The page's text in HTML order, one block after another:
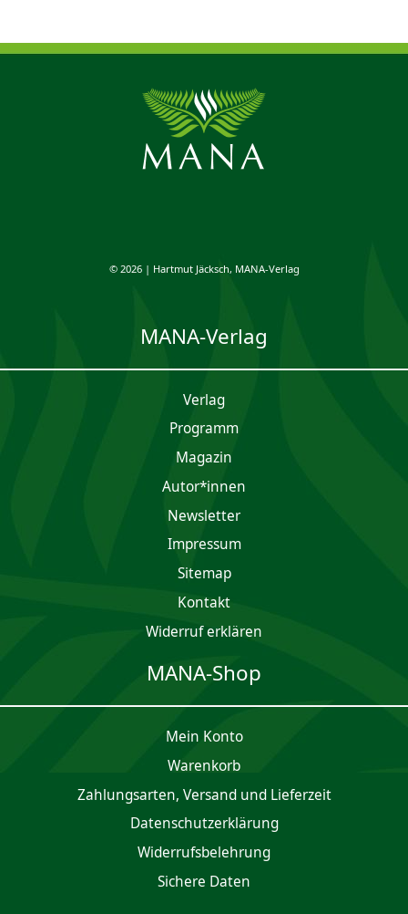
© 2026 | Hartmut Jäcksch, MANA-Verlag
MANA-Verlag
Verlag
Programm
Magazin
Autor*innen
Newsletter
Impres­sum
Sitemap
Kontakt
Widerruf erklären
MANA-Shop
Mein Konto
Waren­korb
Zahlungsarten, Versand und Lieferzeit
Daten­schutz­er­klärung
Widerrufsbelehrung
Sichere Daten